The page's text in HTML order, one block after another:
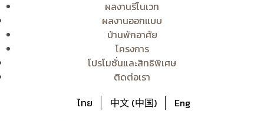
ผลงานรีโนเวท
ผลงานออกแบบ
บ้านพักอาศัย
โครงการ
โปรโมชั่นและสิทธิพิเศษ
ติดต่อเรา
ไทย
中文 (中国)
Eng